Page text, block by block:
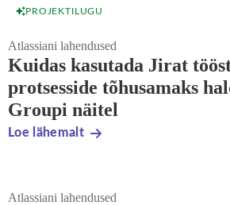
PROJEKTILUGU
Atlassiani lahendused
Kuidas kasutada Jirat
protsesside tõhusamaks
Groupi näitel
Loe lähemalt
Atlassiani lahendused